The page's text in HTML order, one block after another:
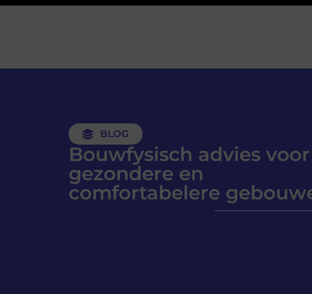
BLOG
Bouwfysisch advies voor
gezondere en
comfortabelere